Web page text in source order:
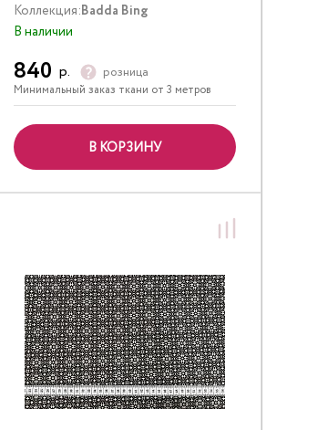
Коллекция:Badda Bing
В наличии
840 р. розница
Минимальный заказ ткани от 3 метров
В КОРЗИНУ